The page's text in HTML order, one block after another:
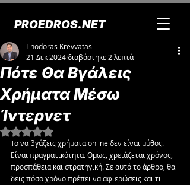
PROEDROS.NET
Πότε Θα Βγάλεις
Χρήματα Μέσω
Ίντερνετ
Thodoras Krevvatas
21 Δεκ 2024διαβάστηκε 2 λεπτά
Βαθμολογήθηκε με NaN από 5 αστέρια.
Το να βγάζεις χρήματα online δεν είναι μύθος.
Είναι πραγματικότητα. Ομως, χρειάζεται χρόνος,
προσπάθεια και στρατηγική. Σε αυτό το άρθρο, θα
δεις πόσο χρόνο πρέπει να αφιερώσεις και τι